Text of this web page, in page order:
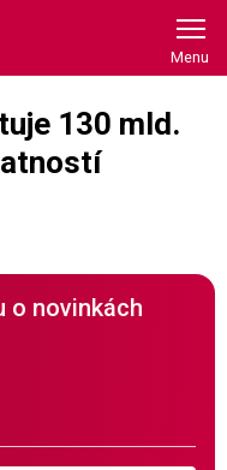
130 mld.
o novinkách